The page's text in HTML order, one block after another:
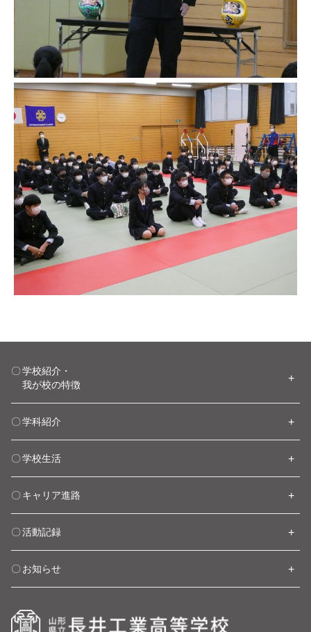
学校紹介・
我が校の特徴
学科紹介
学校生活
キャリア進路
活動記録
お知らせ